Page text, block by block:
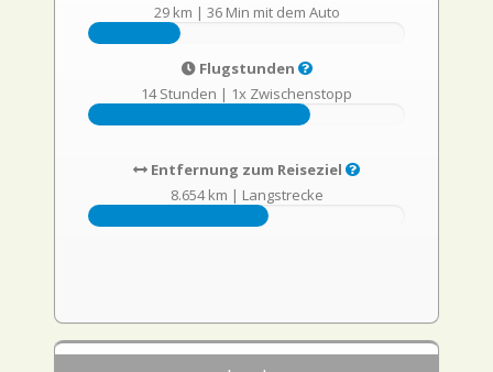
29 km | 36 Min mit dem Auto
Flugstunden
14 Stunden | 1x Zwischenstopp
Entfernung zum Reiseziel
8.654 km | Langstrecke